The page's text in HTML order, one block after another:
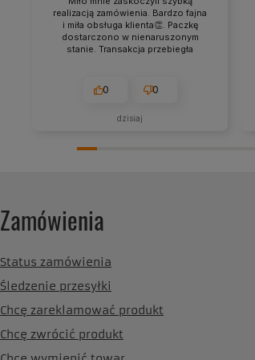
realizacją zamówienia. Bardzo fajna
i miła obsługa klienta👏. Paczkę
dostarczono w nienaruszonym
stanie. Transakcja przebiegła
Informacje o wysyłce otrzymywałam
na bieżąco.
0 0
dzisiaj
Zamówienia
Status zamówienia
Śledzenie przesyłki
Chcę zareklamować produkt
Chcę zwrócić produkt